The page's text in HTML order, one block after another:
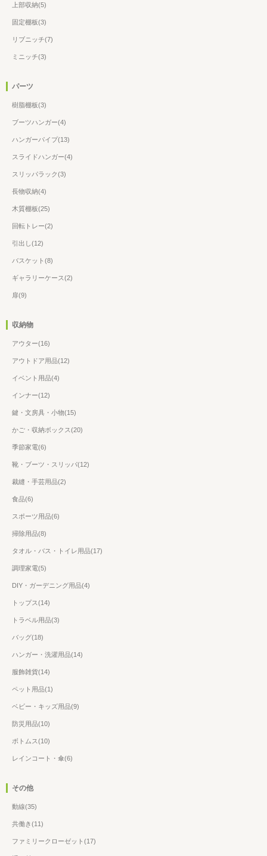
上部収納(5)
固定棚板(3)
リブニッチ(7)
ミニッチ(3)
パーツ
樹脂棚板(3)
ブーツハンガー(4)
ハンガーパイプ(13)
スライドハンガー(4)
スリッパラック(3)
長物収納(4)
木質棚板(25)
回転トレー(2)
引出し(12)
バスケット(8)
ギャラリーケース(2)
扉(9)
収納物
アウター(16)
アウトドア用品(12)
イベント用品(4)
インナー(12)
鍵・文房具・小物(15)
かご・収納ボックス(20)
季節家電(6)
靴・ブーツ・スリッパ(12)
裁縫・手芸用品(2)
食品(6)
スポーツ用品(6)
掃除用品(8)
タオル・バス・トイレ用品(17)
調理家電(5)
DIY・ガーデニング用品(4)
トップス(14)
トラベル用品(3)
バッグ(18)
ハンガー・洗濯用品(14)
服飾雑貨(14)
ペット用品(1)
ベビー・キッズ用品(9)
防災用品(10)
ボトムス(10)
レインコート・傘(6)
その他
動線(35)
共働き(11)
ファミリークローゼット(17)